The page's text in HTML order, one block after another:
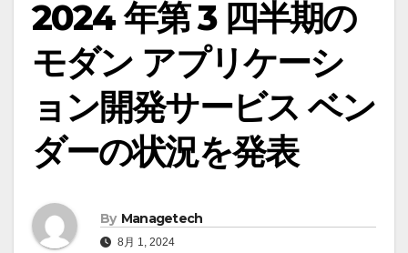
2024 年第 3 四半期の
モダン アプリケーシ
ョン開発サービス ベン
ダーの状況を発表
By Managetech
8月 1, 2024